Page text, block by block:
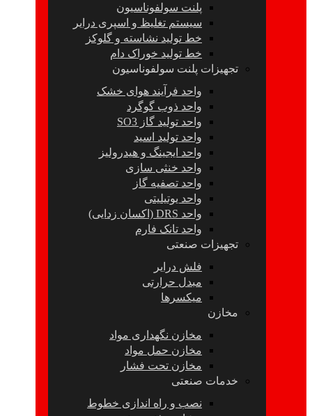
پلنت سولفوناسیون
سیستم تغلیظ و اسپری درایر
خط تولید نشاسته و گلوکز
خط تولید خوراک دام
تجهیزات پلنت سولفوناسیون
واحد فرآیند هوای خشک
واحد ذوب گوگرد
واحد تولید گاز SO3
واحد تولید اسید
واحد ایجینگ و هیدرولیز
واحد خنثی سازی
واحد تصفیه گاز
واحد یوتیلیتی
واحد DRS (اکسان زدایی)
واحد تانک فارم
تجهیزات صنعتی
فلش درایر
مبدل حرارتی
میکسرها
مخازن
مخازن نگهداری مواد
مخازن حمل مواد
مخازن تحت فشار
خدمات صنعتی
نصب و راه اندازی خطوط